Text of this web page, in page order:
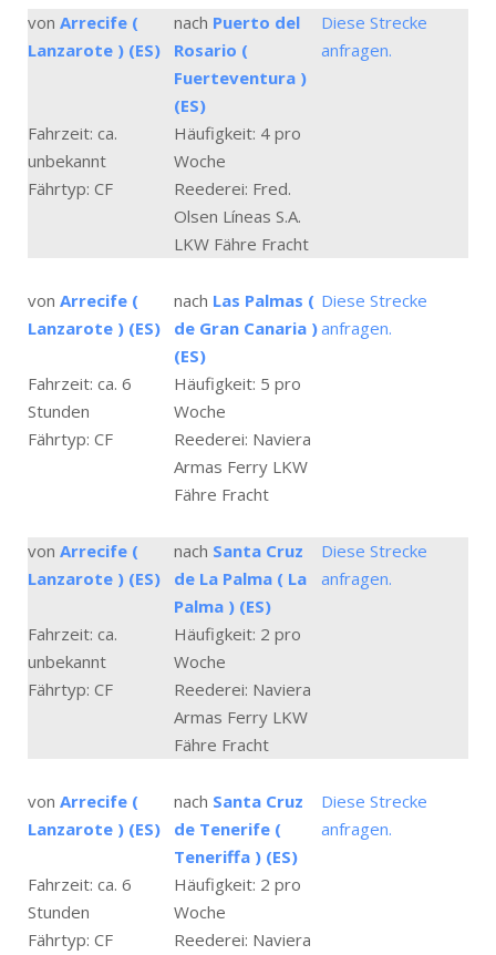
von Arrecife (
Lanzarote ) (ES)
nach Puerto del
Rosario (
Fuerteventura )
(ES)
Diese Strecke
anfragen.
Fahrzeit: ca.
unbekannt
Häufigkeit: 4 pro
Woche
Fährtyp: CF
Reederei: Fred.
Olsen Líneas S.A.
LKW Fähre Fracht
von Arrecife (
Lanzarote ) (ES)
nach Las Palmas (
de Gran Canaria )
(ES)
Diese Strecke
anfragen.
Fahrzeit: ca. 6
Stunden
Häufigkeit: 5 pro
Woche
Fährtyp: CF
Reederei: Naviera
Armas Ferry LKW
Fähre Fracht
von Arrecife (
Lanzarote ) (ES)
nach Santa Cruz
de La Palma ( La
Palma ) (ES)
Diese Strecke
anfragen.
Fahrzeit: ca.
unbekannt
Häufigkeit: 2 pro
Woche
Fährtyp: CF
Reederei: Naviera
Armas Ferry LKW
Fähre Fracht
von Arrecife (
Lanzarote ) (ES)
nach Santa Cruz
de Tenerife (
Teneriffa ) (ES)
Diese Strecke
anfragen.
Fahrzeit: ca. 6
Stunden
Häufigkeit: 2 pro
Woche
Fährtyp: CF
Reederei: Naviera